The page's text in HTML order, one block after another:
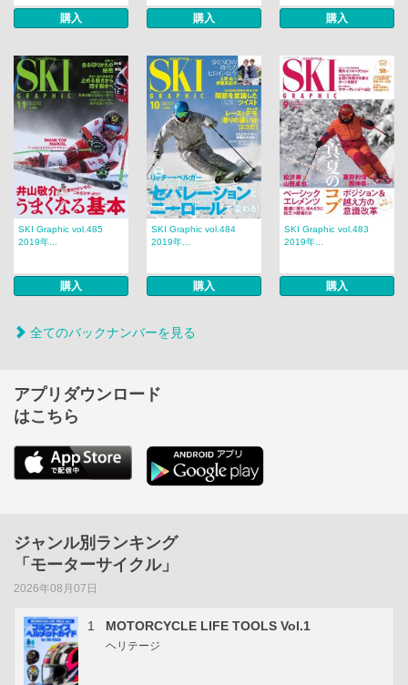
購入 購入 購入
SKI Graphic vol.485
2019年...
購入
SKI Graphic vol.484
2019年...
購入
SKI Graphic vol.483
2019年...
購入
全てのバックナンバーを見る
アプリダウンロード
はこちら
ジャンル別ランキング
「モーターサイクル」
2026年08月07日
1 MOTORCYCLE LIFE TOOLS Vol.1
ヘリテージ